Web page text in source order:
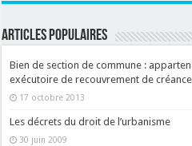
ARTICLES POPULAIRES
Bien de section de commune :
exécutoire de recouvrement de
17 octobre 2013
Les décrets du droit de l’urbanisme
30 juin 2009